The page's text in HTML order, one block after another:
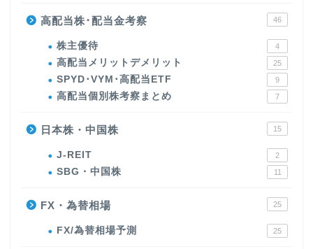
高配当株･配当金考察 46
株主優待 4
高配当メリットデメリット 25
SPYD･VYM･高配当ETF 9
高配当個別株考察まとめ 7
日本株・中国株 15
J-REIT 2
SBG・中国株 11
FX・為替相場 25
FX/為替相場予測 25